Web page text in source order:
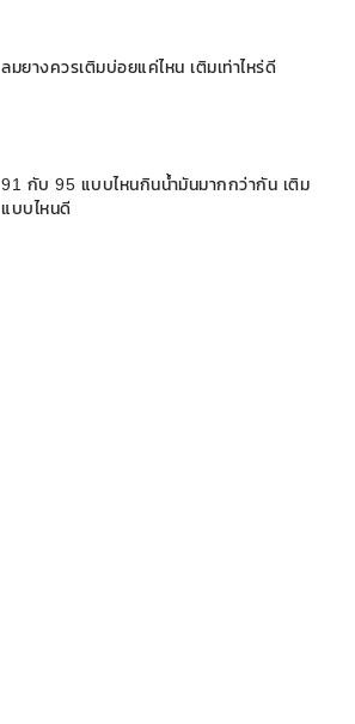
ลมยางควรเติมบ่อยแค่ไหน เติมเท่าไหร่ดี
91 กับ 95 แบบไหนกินน้ำมันมากกว่ากัน เติม
แบบไหนดี